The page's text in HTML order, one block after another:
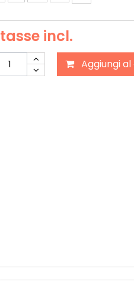
tasse incl.
Aggiungi